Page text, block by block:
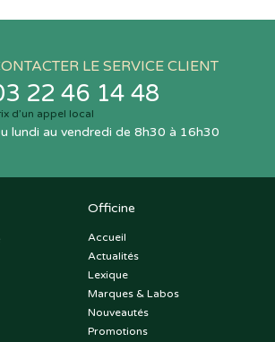
LE SERVICE CLIENT
22 46 14 48
d’un appel local
lundi au vendredi de 8h30 à 16h30
Officine
Accueil
Actualités
Lexique
Marques & Labos
Nouveautés
Promotions